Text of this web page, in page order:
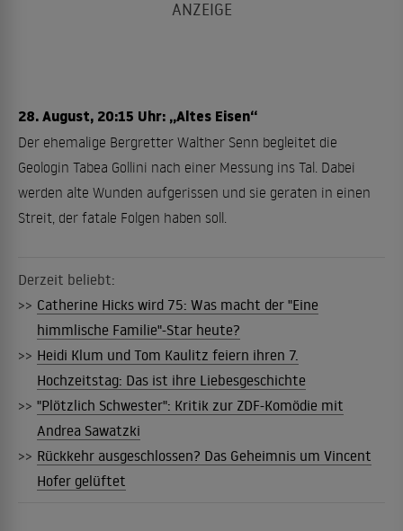
28. August, 20:15 Uhr: „Altes Eisen“
Der ehemalige Bergretter Walther Senn begleitet die
Geologin Tabea Gollini nach einer Messung ins Tal. Dabei
werden alte Wunden aufgerissen und sie geraten in einen
Streit, der fatale Folgen haben soll.
Derzeit beliebt:
>> Catherine Hicks wird 75: Was macht der "Eine
himmlische Familie"-Star heute?
>> Heidi Klum und Tom Kaulitz feiern ihren 7.
Hochzeitstag: Das ist ihre Liebesgeschichte
>> "Plötzlich Schwester": Kritik zur ZDF-Komödie mit
Andrea Sawatzki
>> Rückkehr ausgeschlossen? Das Geheimnis um Vincent
Hofer gelüftet